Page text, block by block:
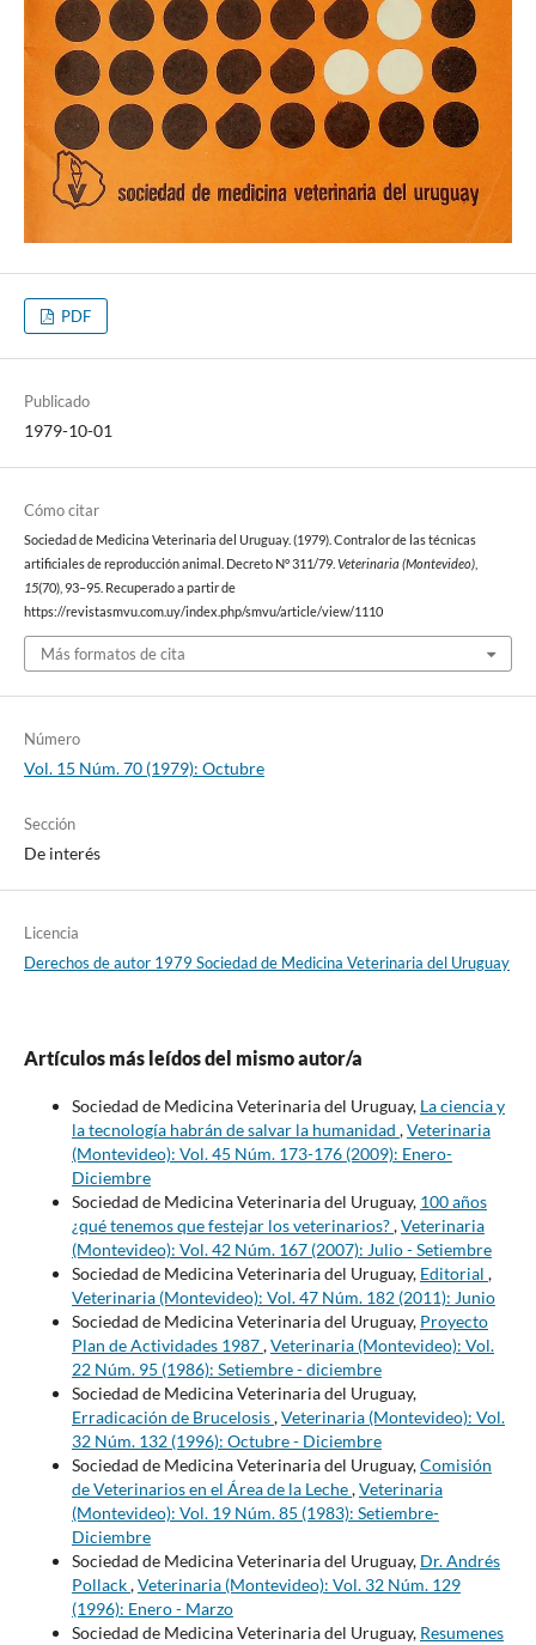
PDF
Publicado
1979-10-01
Cómo citar
Sociedad de Medicina Veterinaria del Uruguay. (1979). Contralor de las técnicas
artificiales de reproducción animal. Decreto N° 311/79. Veterinaria (Montevideo),
15(70), 93–95. Recuperado a partir de
https://revistasmvu.com.uy/index.php/smvu/article/view/1110
Más formatos de cita
Número
Vol. 15 Núm. 70 (1979): Octubre
Sección
De interés
Licencia
Derechos de autor 1979 Sociedad de Medicina Veterinaria del Uruguay
Artículos más leídos del mismo autor/a
Sociedad de Medicina Veterinaria del Uruguay, La ciencia y
la tecnología habrán de salvar la humanidad ,Veterinaria
(Montevideo): Vol. 45 Núm. 173-176 (2009): Enero-
Diciembre
Sociedad de Medicina Veterinaria del Uruguay, 100 años
¿qué tenemos que festejar los veterinarios?,Veterinaria
(Montevideo): Vol. 42 Núm. 167 (2007): Julio - Setiembre
Sociedad de Medicina Veterinaria del Uruguay, Editorial ,
Veterinaria (Montevideo): Vol. 47 Núm. 182 (2011): Junio
Sociedad de Medicina Veterinaria del Uruguay, Proyecto
Plan de Actividades 1987,Veterinaria (Montevideo): Vol.
22 Núm. 95 (1986): Setiembre - diciembre
Sociedad de Medicina Veterinaria del Uruguay,
Erradicación de Brucelosis,Veterinaria (Montevideo): Vol.
32 Núm. 132 (1996): Octubre - Diciembre
Sociedad de Medicina Veterinaria del Uruguay,Comisión
de Veterinarios en el Área de la Leche,Veterinaria
(Montevideo): Vol. 19 Núm. 85 (1983): Setiembre-
Diciembre
Sociedad de Medicina Veterinaria del Uruguay, Dr. Andrés
Pollack,Veterinaria (Montevideo): Vol. 32 Núm. 129
(1996): Enero - Marzo
Sociedad de Medicina Veterinaria del Uruguay, Resumenes